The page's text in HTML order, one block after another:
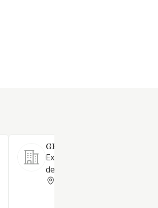
GENARS SL
Explotación y gestión de
de arquitectura.